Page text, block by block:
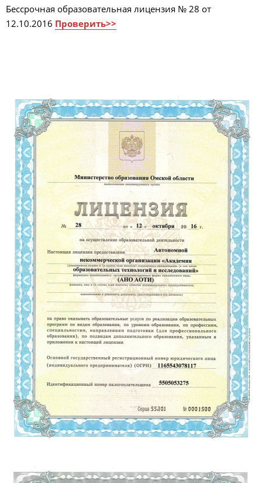
Бессрочная образовательная лицензия № 28 от
12.10.2016 Проверить>>